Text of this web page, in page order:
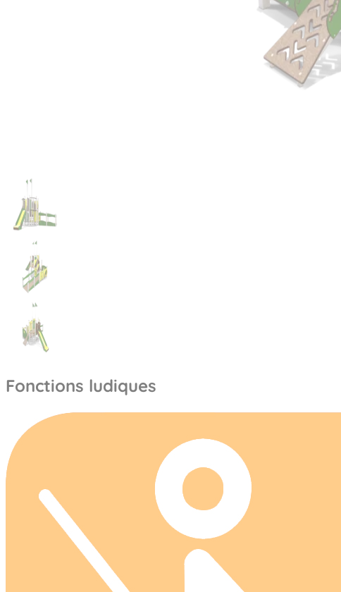
Fonctions ludiques